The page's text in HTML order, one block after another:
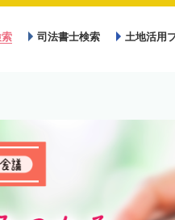
司法書士検索 土地活用